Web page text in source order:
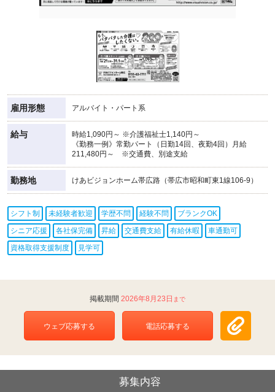
雇用形態 アルバイト・パート系
給与
時給1,090円～ ※介護福祉士1,140円～
《勤務一例》常勤パート（日勤14回、夜勤4回）月給
211,480円～ ※交通費、別途支給
勤務地 けあビジョンホーム帯広路（帯広市昭和町東1線106-9）
シフト制 未経験者歓迎 学歴不問 経験不問
ブランクOK
シニア応援
各社保完備 昇給 交通費支給 有給休暇
車通勤可
資格取得支援制度
見学可
2026年8月23日
ウェブ応募する 電話応募する
募集内容